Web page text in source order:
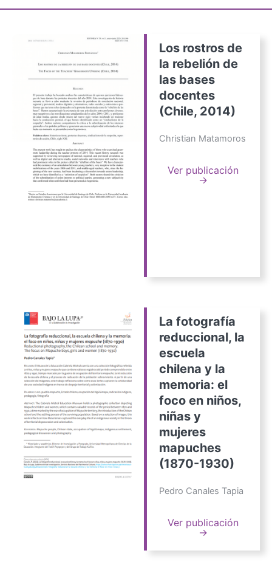
Los rostros de
la rebelión de
las bases
docentes
(Chile, 2014)
Christian Matamoros
Ver publicación
→
La fotografía
reduccional, la
escuela
chilena y la
memoria: el
foco en niños,
niñas y
mujeres
mapuches
(1870-1930)
Pedro Canales Tapia
Ver publicación
→